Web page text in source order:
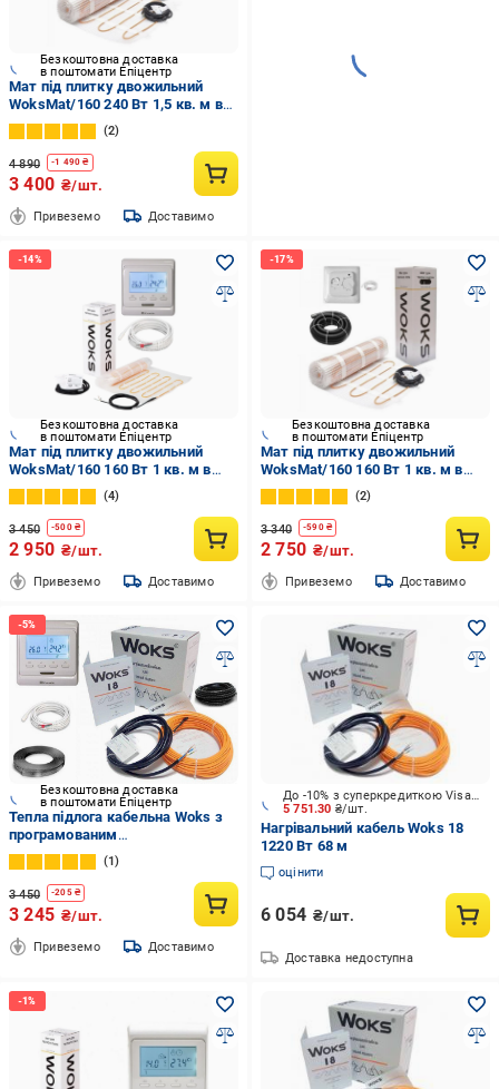
Безкоштовна доставка
в поштомати Епіцентр
Мат під плитку двожильний
WoksMat/160 240 Вт 1,5 кв. м в
комплекті з механічним
терморегулятором (47654)
2
4 890 -1 490 ₴
3 400 ₴/шт.
Привеземо Доставимо
Безкоштовна доставка
в поштомати Епіцентр
Мат під плитку двожильний
WoksMat/160 160 Вт 1 кв. м в
комплекті з програмованим
терморегулятором (7070)
4
3 450 -500₴
2 950 ₴/шт.
Привеземо Доставимо
Безкоштовна доставка
в поштомати Епіцентр
Мат під плитку двожильний
WoksMat/160 160 Вт 1 кв. м в
комплекті з механічним
терморегулятором (7465)
2
3 340 -590₴
2 750 ₴/шт.
Привеземо Доставимо
Безкоштовна доставка
в поштомати Епіцентр
Тепла підлога кабельна Woks з
програмованим
терморегулятором E51 2,8 м2-
3,5 м2/500 Вт 28 м/18 Вт/м
1
3 450 -205₴
3 245 ₴/шт.
Привеземо Доставимо
5 751.30 ₴/шт.
До -10% з суперкредиткою Visa Вигода
Нагрівальний кабель Woks 18
1220 Вт 68 м
оцінити
6 054 ₴/шт.
Доставка недоступна